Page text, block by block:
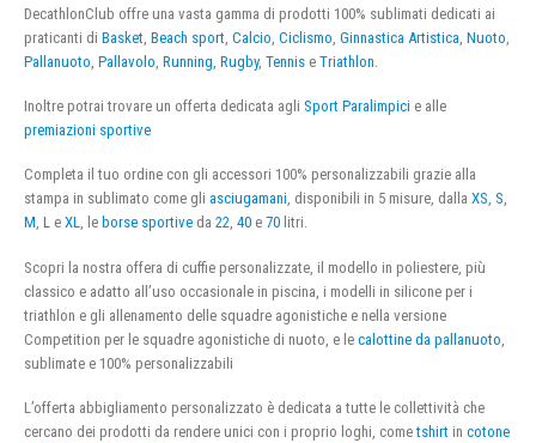
DecathlonClub offre una vasta gamma di prodotti 100% sublimati dedicati ai
praticanti di Basket Beach sport Calcio Ciclismo Ginnastica Artistica Nuoto
Pallanuoto Pallavolo Running Rugby, Tennis e Triathlon
Inoltre potrai trovare un offerta dedicata agli Sport Paralimpici e alle
premiazioni sportive
Completa il tuo ordine con gli accessori 100% personalizzabili grazie alla
stampa in sublimato come gli asciugamani, disponibili in 5 misure, dalla XS, S,
M, L e XL, le borse sportive da 22, 40 e 70 litri.
Scopri la nostra offera di cuffie personalizzate, il modello in poliestere, più
classico e adatto all’uso occasionale in piscina, i modelli in silicone per i
triathlon e gli allenamento delle squadre agonistiche e nella versione
Competition per le squadre agonistiche di nuoto, e le calottine da pallanuoto
sublimate e 100% personalizzabili
L’offerta abbigliamento personalizzato è dedicata a tutte le collettività che
cercano dei prodotti da rendere unici con i proprio loghi, cometshirt in cotone